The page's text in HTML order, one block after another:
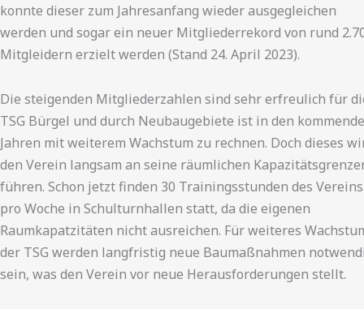
konnte dieser zum Jahresanfang wieder ausgegleichen
werden und sogar ein neuer Mitgliederrekord von rund
Mitgleidern erzielt werden (Stand 24. April 2023).
Die steigenden Mitgliederzahlen sind sehr erfreulich für
TSG Bürgel und durch Neubaugebiete ist in den
Jahren mit weiterem Wachstum zu rechnen. Doch dieses
den Verein langsam an seine räumlichen
führen. Schon jetzt finden 30 Trainingsstunden des Vereins
pro Woche in Schulturnhallen statt, da die eigenen
Raumkapatzitäten nicht ausreichen. Für weiteres
der TSG werden langfristig neue Baumaßnahmen
sein, was den Verein vor neue Herausforderungen stellt.